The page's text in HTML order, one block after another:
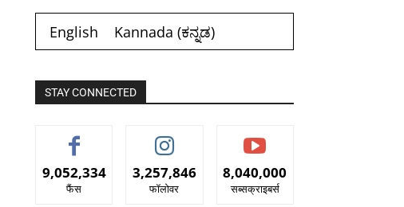
English Kannada (ಕನ್ನಡ)
STAY CONNECTED
9,052,334
फैंस
3,257,846
फॉलोवर
8,040,000
सब्सक्राइबर्स